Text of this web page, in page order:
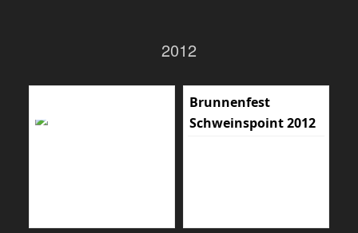
2012
Brunnenfest
Schweinspoint 2012